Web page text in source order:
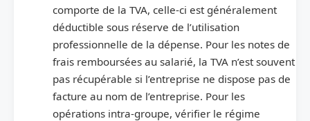
comporte de la TVA, celle-ci est généralement
déductible sous réserve de l’utilisation
professionnelle de la dépense. Pour les notes de
frais remboursées au salarié, la TVA n’est souvent
pas récupérable si l’entreprise ne dispose pas de
facture au nom de l’entreprise. Pour les
opérations intra-groupe, vérifier le régime